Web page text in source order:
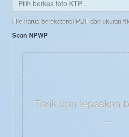
File harus berekstensi PDF dan ukuran
Scan NPWP
Tarik dan lepaskan
…